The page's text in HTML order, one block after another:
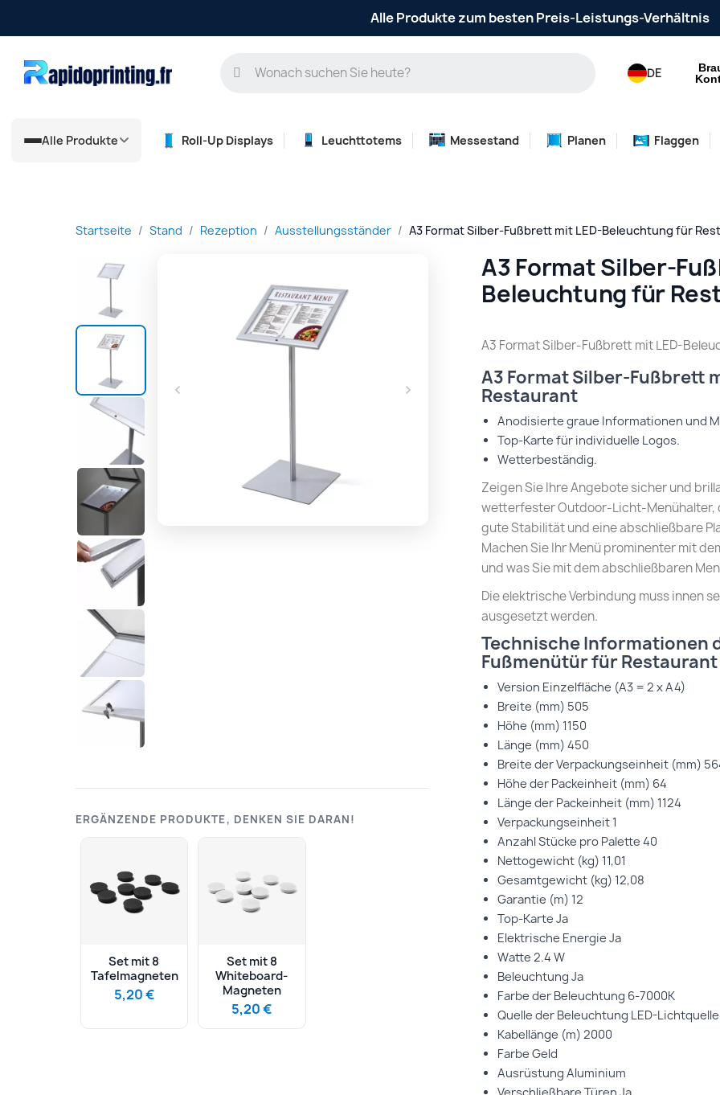
Alle Produkte zum besten Preis-Leistungs-Verhältnis
DE
Alle Produkte Roll-Up Displays Leuchttotems Messestand Planen Flaggen
Startseite Stand Rezeption Ausstellungsständer A3 Format Silber-Fußbrett mit LED-Beleuchtung für
ERGÄNZENDE PRODUKTE, DENKEN SIE DARAN!
Set mit 8
Tafelmagneten
5,20 €
Set mit 8
Whiteboard-
Magneten
5,20 €
A3 Format Silber-
Beleuchtung für
A3 Format Silber-Fußbrett mit LED-
A3 Format Silber-Fußbrett
Restaurant
Anodisierte graue Informationen und
Top-Karte für individuelle Logos.
Wetterbeständig.
Zeigen Sie Ihre Angebote sicher und
wetterfester Outdoor-Licht-Menühalter,
gute Stabilität und eine abschließbare
Machen Sie Ihr Menü prominenter mit
und was Sie mit dem abschließbaren
Die elektrische Verbindung muss innen
ausgesetzt werden.
Technische Informationen
Fußmenütür für
Version Einzelfläche (A3 = 2 x A4)
Breite (mm) 505
Höhe (mm) 1150
Länge (mm) 450
Breite der Verpackungseinheit (mm)
Höhe der Packeinheit (mm) 64
Länge der Packeinheit (mm) 1124
Verpackungseinheit 1
Anzahl Stücke pro Palette 40
Nettogewicht (kg) 11,01
Gesamtgewicht (kg) 12,08
Garantie (m) 12
Top-Karte Ja
Elektrische Energie Ja
Watte 2.4 W
Beleuchtung Ja
Farbe der Beleuchtung 6-7000K
Quelle der Beleuchtung LED-Lichtquelle
Kabellänge (m) 2000
Farbe Geld
Ausrüstung Aluminium